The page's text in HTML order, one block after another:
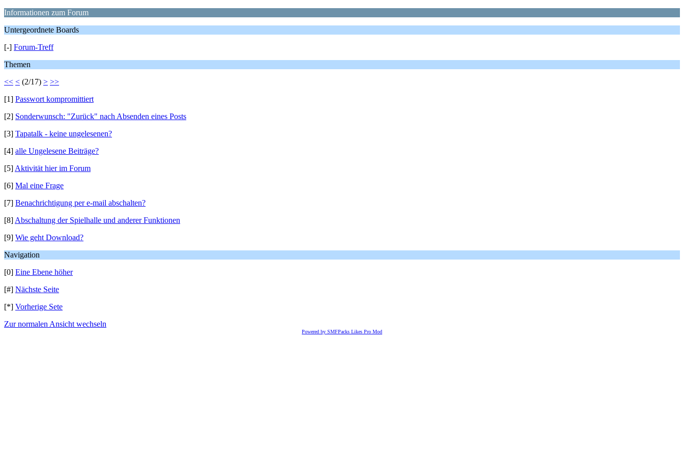
Informationen zum Forum
Untergeordnete Boards
[-] Forum-Treff
Themen
<< < (2/17) > >>
[1] Passwort kompromittiert
[2] Sonderwunsch: "Zurück" nach Absenden eines Posts
[3] Tapatalk - keine ungelesenen?
[4] alle Ungelesene Beiträge?
[5] Aktivität hier im Forum
[6] Mal eine Frage
[7] Benachrichtigung per e-mail abschalten?
[8] Abschaltung der Spielhalle und anderer Funktionen
[9] Wie geht Download?
Navigation
[0] Eine Ebene höher
[#] Nächste Seite
[*] Vorherige Sete
Zur normalen Ansicht wechseln
Powered by SMFPacks Likes Pro Mod